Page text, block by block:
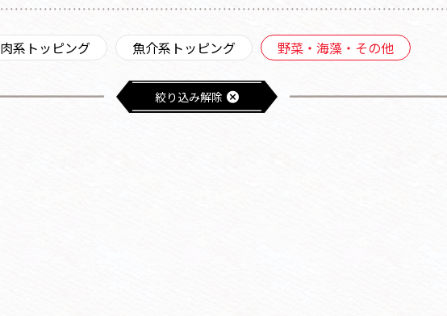
肉系トッピング 魚介系トッピング 野菜・海藻・その他
絞り込み解除